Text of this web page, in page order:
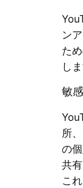
ン
た
しま
敏
所
の
共
こ